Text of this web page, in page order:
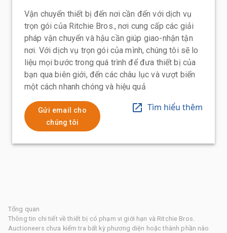
Vận chuyển thiết bị đến nơi cần đến với dịch vụ
trọn gói của Ritchie Bros., nơi cung cấp các giải
pháp vận chuyển và hậu cần giúp giao-nhận tận
nơi. Với dịch vụ trọn gói của mình, chúng tôi sẽ lo
liệu mọi bước trong quá trình để đưa thiết bị của
bạn qua biên giới, đến các châu lục và vượt biển
một cách nhanh chóng và hiệu quả
Gửi email cho
chúng tôi
Tìm hiểu thêm
Tổng quan
Thông tin chi tiết về thiết bị có phạm vi giới hạn và Ritchie Bros.
Auctioneers chưa kiểm tra bất kỳ phương diện hoặc thành phần nào